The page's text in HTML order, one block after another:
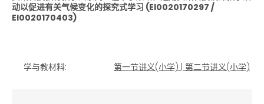
动以促进有关气候变化的探究式学习 (EI0020170297 /
EI0020170403)
学与教材料: 第一节讲义(小学) | 第二节讲义(小学)